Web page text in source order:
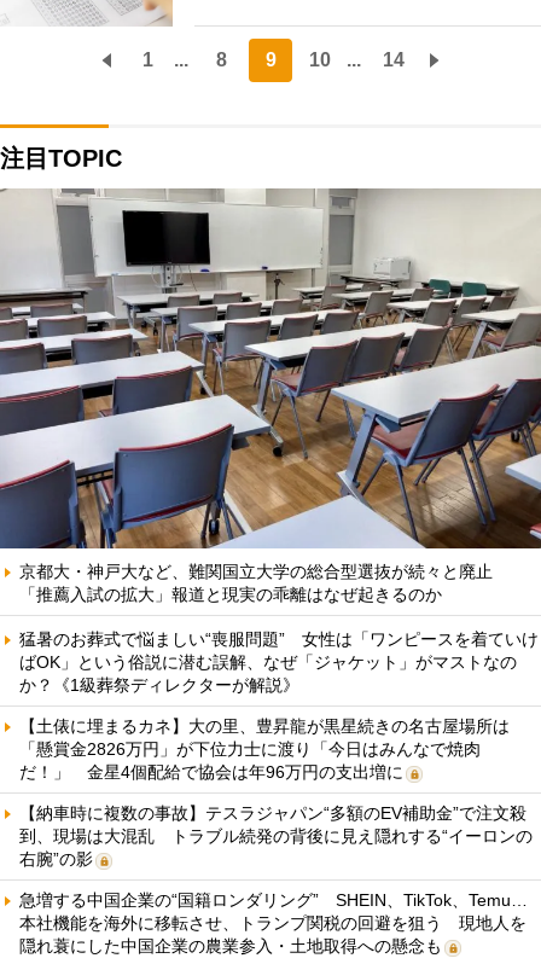
1 ... 8 9 10 ... 14
注目TOPIC
京都大・神戸大など、難関国立大学の総合型選抜が続々と廃止
「推薦入試の拡大」報道と現実の乖離はなぜ起きるのか
猛暑のお葬式で悩ましい“喪服問題” 女性は「ワンピースを着ていけ
ばOK」という俗説に潜む誤解、なぜ「ジャケット」がマストなの
か？《1級葬祭ディレクターが解説》
【土俵に埋まるカネ】大の里、豊昇龍が黒星続きの名古屋場所は
「懸賞金2826万円」が下位力士に渡り「今日はみんなで焼肉
だ！」 金星4個配給で協会は年96万円の支出増に
【納車時に複数の事故】テスラジャパン“多額のEV補助金”で注文殺
到、現場は大混乱 トラブル続発の背後に見え隠れする“イーロンの
右腕”の影
急増する中国企業の“国籍ロンダリング” SHEIN、TikTok、Temu…
本社機能を海外に移転させ、トランプ関税の回避を狙う 現地人を
隠れ蓑にした中国企業の農業参入・土地取得への懸念も